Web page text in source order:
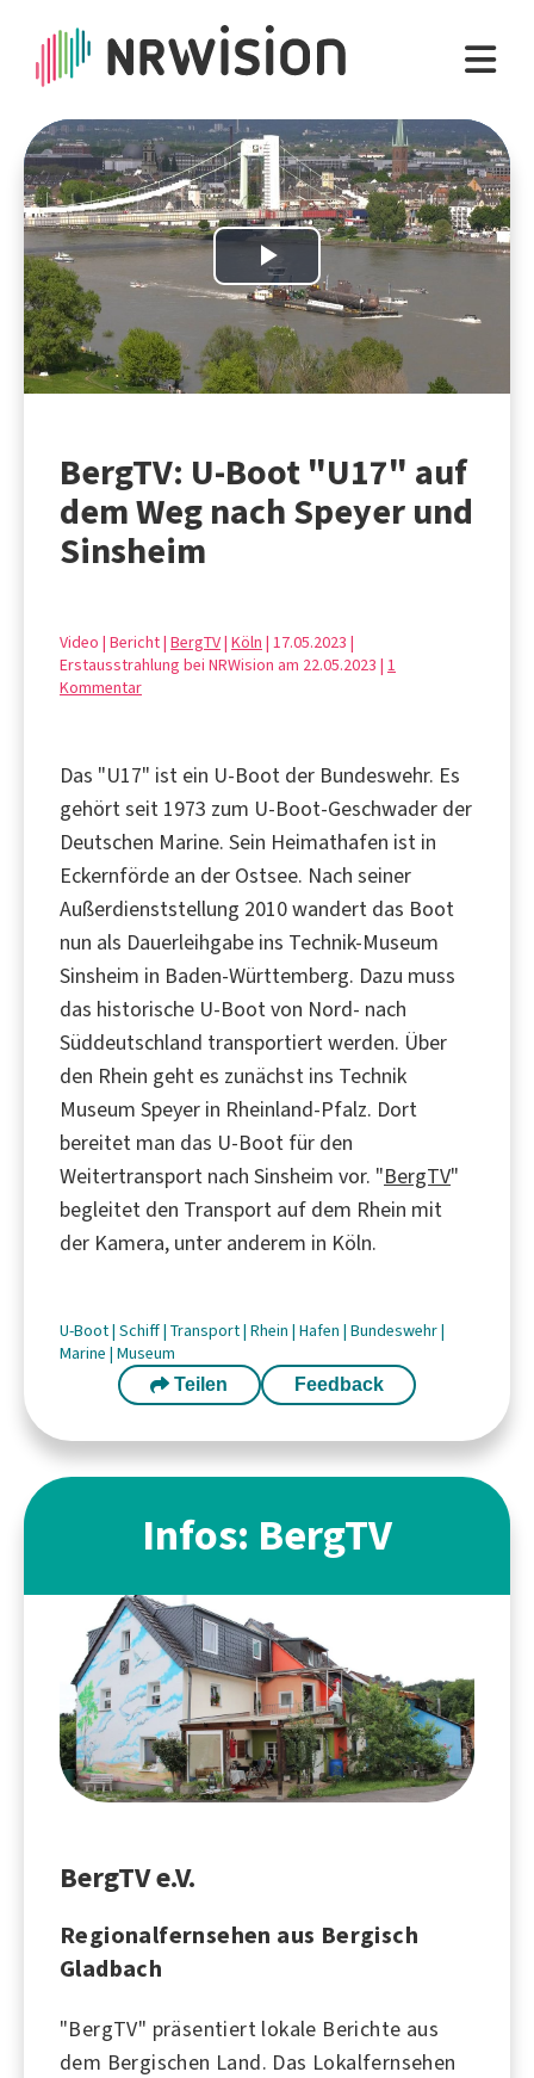
Play
Video
BergTV: U-Boot "U17" auf
dem Weg nach Speyer und
Sinsheim
Video | Bericht | BergTV| Köln | 17.05.2023 |
Erstausstrahlung bei NRWision am 22.05.2023 | 1
Kommentar
Das "U17" ist ein U-Boot der Bundeswehr. Es
gehört seit 1973 zum U-Boot-Geschwader der
Deutschen Marine. Sein Heimathafen ist in
Eckernförde an der Ostsee. Nach seiner
Außerdienststellung 2010 wandert das Boot
nun als Dauerleihgabe ins Technik-Museum
Sinsheim in Baden-Württemberg. Dazu muss
das historische U-Boot von Nord- nach
Süddeutschland transportiert werden. Über
den Rhein geht es zunächst ins Technik
Museum Speyer in Rheinland-Pfalz. Dort
bereitet man das U-Boot für den
Weitertransport nach Sinsheim vor. "BergTV"
begleitet den Transport auf dem Rhein mit
der Kamera, unter anderem in Köln.
U-Boot| Schiff| Transport| Rhein | Hafen | Bundeswehr|
Marine | Museum
Teilen Feedback
Infos: BergTV
BergTV e.V.
Regionalfernsehen aus Bergisch
Gladbach
"BergTV" präsentiert lokale Berichte aus
dem Bergischen Land. Das Lokalfernsehen